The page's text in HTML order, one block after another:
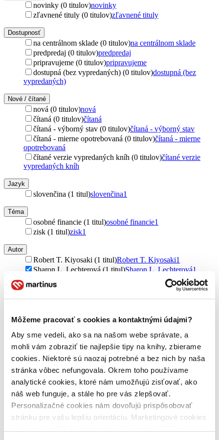
Môžeme pracovať s cookies a kontaktnými údajmi?
Aby sme vedeli, ako sa na našom webe správate, a
mohli vám zobraziť tie najlepšie tipy na knihy, zbierame
cookies. Niektoré sú naozaj potrebné a bez nich by naša
stránka vôbec nefungovala. Okrem toho používame
analytické cookies, ktoré nám umožňujú zisťovať, ako
náš web funguje, a stále ho pre vás zlepšovať.
Personalizačné cookies nám dovoľujú prispôsobovať
stránku pre vašu lepšiu orientáciu. Marketingové cookies
novinky (0 titulov)novinky
zľavnené tituly (0 titulov)zľavnené tituly
Dostupnosť
na centrálnom sklade (0 titulov)na centrálnom sklade
predpredaj (0 titulov)predpredaj
pripravujeme (0 titulov)pripravujeme
dostupná (bez vypredaných) (0 titulov)dostupná (bez
vypredaných)
Nové / čítané
nová (0 titulov)nová
čítaná (0 titulov)čítaná
čítaná - výborný stav (0 titulov)čítaná - výborný stav
čítaná - mierne opotrebovaná (0 titulov)čítaná - mierne
opotrebovaná
čítané verzie vypredaných kníh (0 titulov)čítané verzie
vypredaných kníh
Jazyk
slovenčina (1 titul)slovenčina1
Téma
osobné financie (1 titul)osobné financie1
zisk (1 titul)zisk1
Autor
Robert T. Kiyosaki (1 titul)Robert T. Kiyosaki1
Sharon L. Lechterová (1 titul)Sharon L. Lechterová1
Vydavateľstvo
Motýľ (1 titul)Motýľ1
Väzba
pevná väzba (1 titul)
Zúžiť výber
Zoradiť
Bestsellery
Top hodnotené